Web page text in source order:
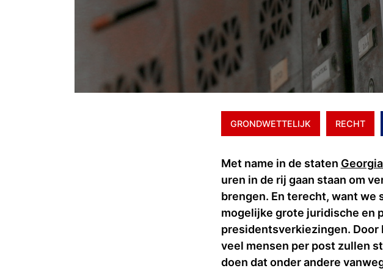
GRONDWETTELIJK RECHT
Met name in de staten
uren in de rij gaan staan om
brengen. En terecht, want we
mogelijke grote juridische en
presidentsverkiezingen.
veel mensen per post zullen
doen dat onder andere